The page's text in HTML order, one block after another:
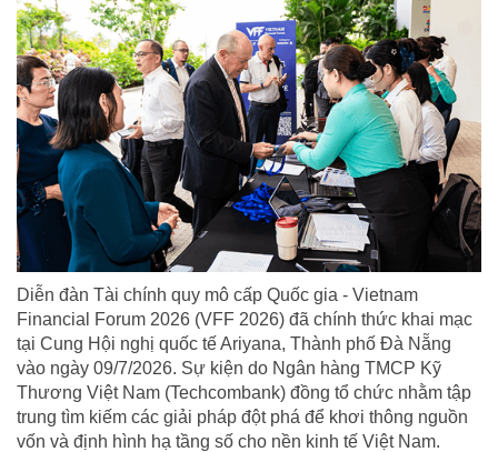
Diễn đàn Tài chính quy mô cấp Quốc gia - Vietnam
Financial Forum 2026 (VFF 2026) đã chính thức khai mạc
tại Cung Hội nghị quốc tế Ariyana, Thành phố Đà Nẵng
vào ngày 09/7/2026. Sự kiện do Ngân hàng TMCP Kỹ
Thương Việt Nam (Techcombank) đồng tổ chức nhằm tập
trung tìm kiếm các giải pháp đột phá để khơi thông nguồn
vốn và định hình hạ tầng số cho nền kinh tế Việt Nam.